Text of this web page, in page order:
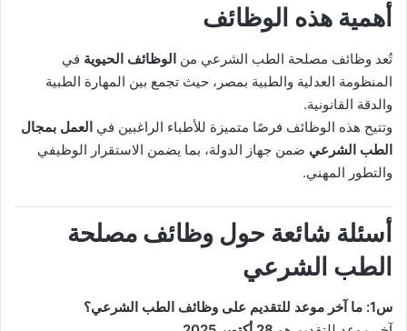
أهمية هذه الوظائف
تُعد وظائف مصلحة الطب الشرعي من الوظائف الحيوية في
المنظومة العدلية والطبية بمصر، حيث تجمع بين المهارة الطبية
والدقة القانونية.
وتتيح هذه الوظائف فرصًا متميزة للأطباء الراغبين في العمل بمجال
الطب الشرعي ضمن جهاز الدولة، بما يضمن الاستقرار الوظيفي
والتطور المهني.
أسئلة شائعة حول وظائف مصلحة
الطب الشرعي
س1: ما آخر موعد للتقديم على وظائف الطب الشرعي؟